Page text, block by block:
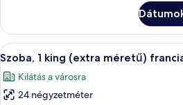
méretű)
franciaágy,
kilátással
a
városra
(extra
méretű)
franciaágy,
a
városra
A
következő
szoba
összes
Egy
5
Szoba, 1 king (extra méretű)
Kilátás a városra
24 négyzetméter